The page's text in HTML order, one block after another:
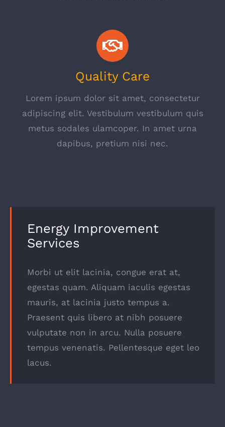
Quality Care
Lorem ipsum dolor sit amet, consectetur
adipiscing elit. Vestibulum vestibulum quis
metus sodales ulamcoper. In amet urna
dapibus, pretium nisi nec.
Energy Improvement
Services
Morbi ut elit lacinia, congue erat at,
egestas quam. Aliquam iaculis egestas
mauris, at lacinia justo tempus a.
Praesent quis libero at nibh posuere
vulputate non in arcu. Nulla posuere
tempus venenatis. Pellentesque eget leo
lacus.